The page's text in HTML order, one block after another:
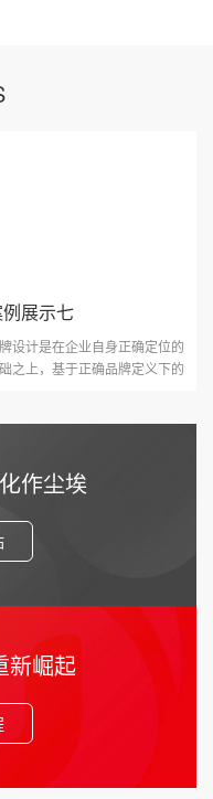
展示七
设计是在企业自身正确定位的
之上，基于正确品牌定义下的
作尘埃
新崛起